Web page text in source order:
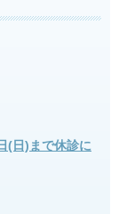
(日)まで休診に